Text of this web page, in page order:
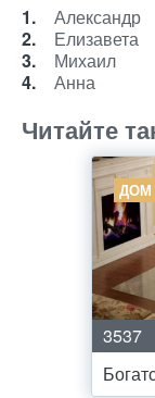
Александр
Елизавета
Михаил
Анна
Читайте
ДОМ
3537